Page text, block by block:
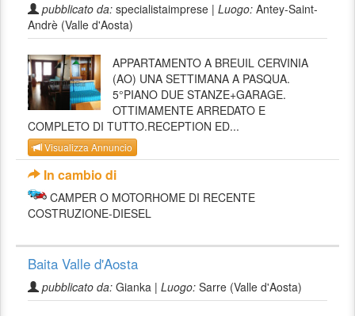
pubblicato da: specialistaimprese | Luogo: Antey-Saint-
Andrè (Valle d'Aosta)
APPARTAMENTO A BREUIL CERVINIA
(AO) UNA SETTIMANA A PASQUA.
5°PIANO DUE STANZE+GARAGE.
OTTIMAMENTE ARREDATO E
COMPLETO DI TUTTO.RECEPTION ED...
Visualizza Annuncio
In cambio di
CAMPER O MOTORHOME DI RECENTE
COSTRUZIONE-DIESEL
Baita Valle d'Aosta
pubblicato da: Gianka | Luogo: Sarre (Valle d'Aosta)